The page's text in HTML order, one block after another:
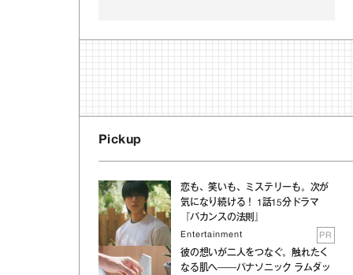
Pickup
恋も、笑いも、ミステリーも。次が
気になり続ける！ 1話15分ドラマ
『バカンスの法則』
Entertainment PR
彼の想いが二人をつなぐ。触れたく
なる肌へ──パナソニック ラムダッ